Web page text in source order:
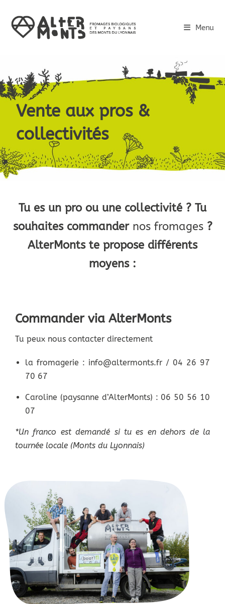
Menu
Vente aux pros &
collectivités
Tu es un pro ou une collectivité ? Tu
souhaites commander nos fromages?
AlterMonts te propose différents
moyens:
Commander via AlterMonts
Tu peux nous contacter directement
la fromagerie : info@altermonts.fr / 04 26 97
70 67
Caroline (paysanne d’AlterMonts) : 06 50 56 10
07
*Un franco est demandé si tu es en dehors de la
tournée locale (Monts du Lyonnais)